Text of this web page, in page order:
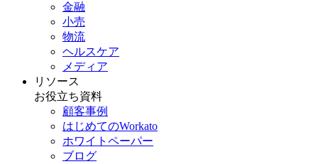
金融
小売
物流
ヘルスケア
メディア
リソース
お役立ち資料
顧客事例
はじめてのWorkato
ホワイトペーパー
ブログ